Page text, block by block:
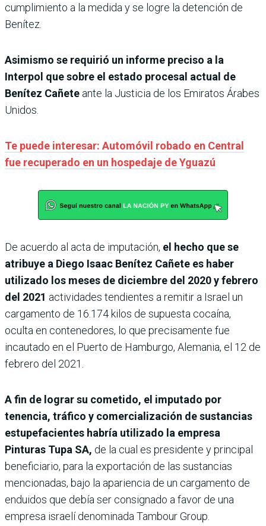
cumplimiento a la medida y se logre la detención de
Benítez.
Asimismo se requirió un informe preciso a la
Interpol que sobre el estado procesal actual de
Benítez Cañete ante la Justicia de los Emiratos Árabes
Unidos.
Te puede interesar: Automóvil robado en Central
fue recuperado en un hospedaje de Yguazú
De acuerdo al acta de imputación, el hecho que se
atribuye a Diego Isaac Benítez Cañete es haber
utilizado los meses de diciembre del 2020 y febrero
del 2021 actividades tendientes a remitir a Israel un
cargamento de 16.174 kilos de supuesta cocaína,
oculta en contenedores, lo que precisamente fue
incautado en el Puerto de Hamburgo, Alemania, el 12 de
febrero del 2021.
A fin de lograr su cometido, el imputado por
tenencia, tráfico y comercialización de sustancias
estupefacientes habría utilizado la empresa
Pinturas Tupa SA, de la cual es presidente y principal
beneficiario, para la exportación de las sustancias
mencionadas, bajo la apariencia de un cargamento de
enduidos que debía ser consignado a favor de una
empresa israelí denominada Tambour Group.